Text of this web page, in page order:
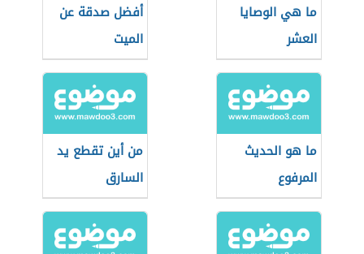
ما هي الوصايا
العشر
أفضل صدقة عن
الميت
ما هو الحديث
المرفوع
من أين تقطع يد
السارق